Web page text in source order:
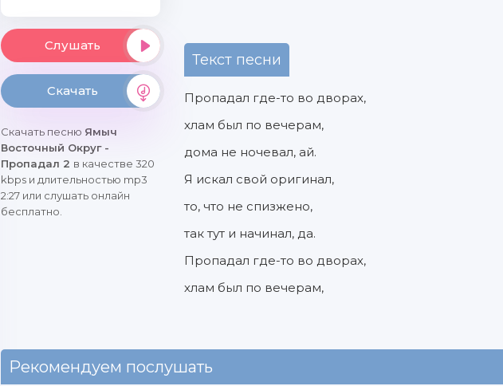
Слушать
Скачать
Скачать песню Ямыч
Восточный Округ -
Пропадал 2 в качестве 320
kbps и длительностью mp3
2:27 или слушать онлайн
бесплатно.
Текст песни
Пропадал где-то во дворах,
хлам был по вечерам,
дома не ночевал, ай.
Я искал свой оригинал,
то, что не спизжено,
так тут и начинал, да.
Пропадал где-то во дворах,
хлам был по вечерам,
Рекомендуем послушать